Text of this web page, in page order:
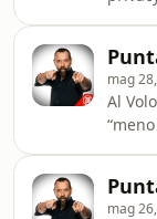
mag
Al
mag